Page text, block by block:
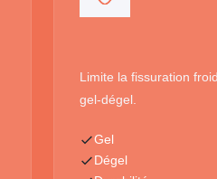
Limite la fissuration
gel-dégel.
Gel
Dégel